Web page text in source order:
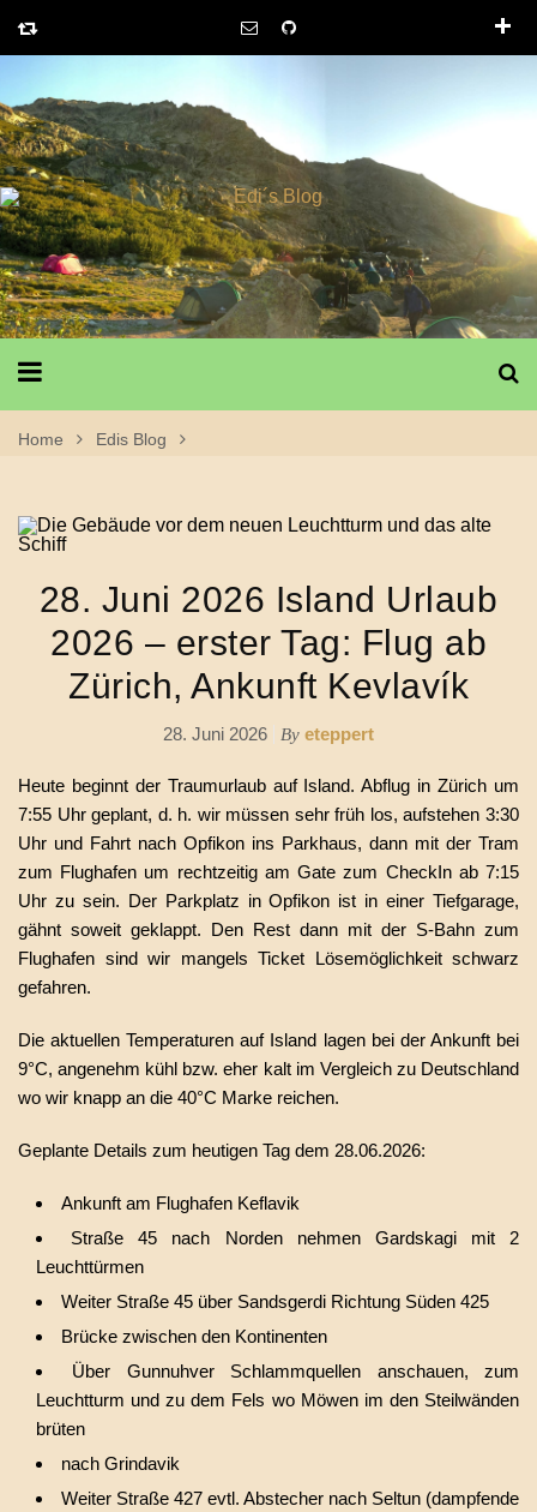
Home
Edis Blog
28. Juni 2026 Island Urlaub
2026 – erster Tag: Flug ab
Zürich, Ankunft Kevlavík
28. Juni 2026 By eteppert
Heute beginnt der Traumurlaub auf Island. Abflug in Zürich um
7:55 Uhr geplant, d. h. wir müssen sehr früh los, aufstehen 3:30
Uhr und Fahrt nach Opfikon ins Parkhaus, dann mit der Tram
zum Flughafen um rechtzeitig am Gate zum CheckIn ab 7:15
Uhr zu sein. Der Parkplatz in Opfikon ist in einer Tiefgarage,
gähnt soweit geklappt. Den Rest dann mit der S-Bahn zum
Flughafen sind wir mangels Ticket Lösemöglichkeit schwarz
gefahren.
Die aktuellen Temperaturen auf Island lagen bei der Ankunft bei
9°C, angenehm kühl bzw. eher kalt im Vergleich zu Deutschland
wo wir knapp an die 40°C Marke reichen.
Geplante Details zum heutigen Tag dem 28.06.2026:
Ankunft am Flughafen Keflavik
Straße 45 nach Norden nehmen Gardskagi mit 2
Leuchttürmen
Weiter Straße 45 über Sandsgerdi Richtung Süden 425
Brücke zwischen den Kontinenten
Über Gunnuhver Schlammquellen anschauen, zum
Leuchtturm und zu dem Fels wo Möwen im den Steilwänden
brüten
nach Grindavik
Weiter Straße 427 evtl. Abstecher nach Seltun (dampfende